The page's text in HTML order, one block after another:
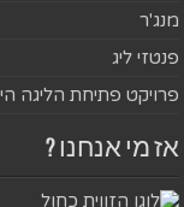
מנג'ר
פנטזי ליג
פרויקט פתיחת הליגה
אז מי אנחנו ?